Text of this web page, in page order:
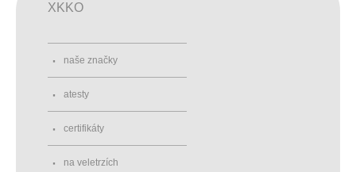
XKKO
naše značky
atesty
certifikáty
na veletrzích